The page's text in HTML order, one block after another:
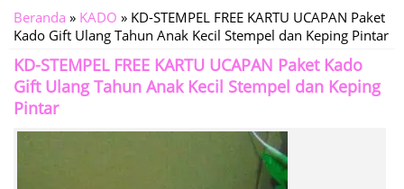
Beranda » KADO » KD-STEMPEL FREE KARTU UCAPAN Paket
Kado Gift Ulang Tahun Anak Kecil Stempel dan Keping Pintar
KD-STEMPEL FREE KARTU UCAPAN Paket Kado
Gift Ulang Tahun Anak Kecil Stempel dan Keping
Pintar